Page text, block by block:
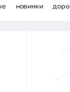
новинки